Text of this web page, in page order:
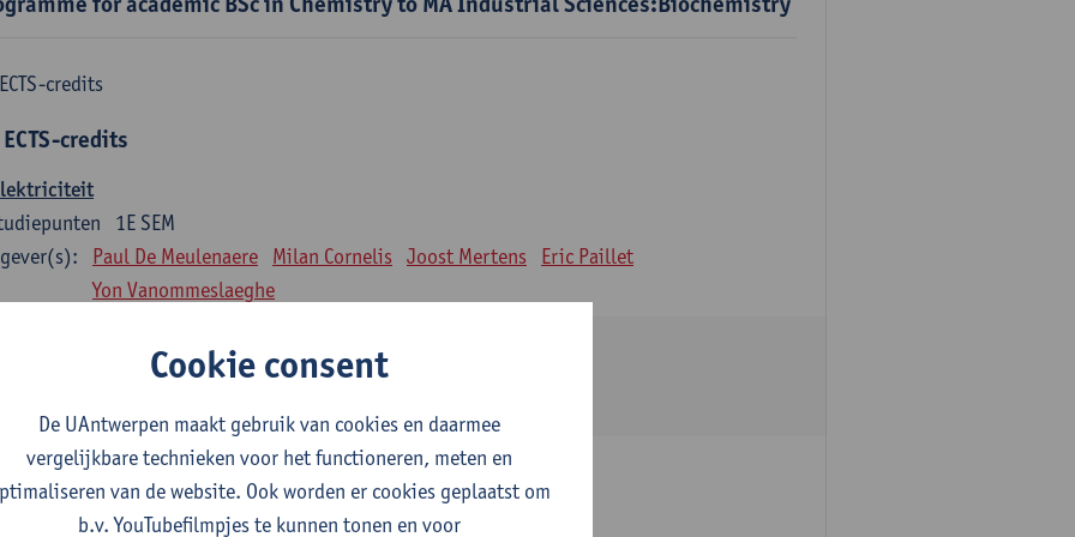
credits
credits
1E SEM
Paul De Meulenaere Milan Cornelis Joost Mertens
Eric Paillet
Yon Vanommeslaeghe
1E SEM
1E SEM
Jasmine Meysman Maarten Thys
Cookie consent
De UAntwerpen maakt gebruik van cookies en daarmee
vergelijkbare technieken voor het functioneren, meten en
van de website. Ook worden er cookies geplaatst om
b.v. YouTubefilmpjes te kunnen tonen en voor